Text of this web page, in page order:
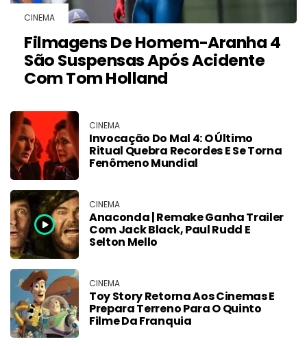
CINEMA
Filmagens De Homem-Aranha 4
São Suspensas Após Acidente
Com Tom Holland
CINEMA
Invocação Do Mal 4: O Último
Ritual Quebra Recordes E Se Torna
Fenômeno Mundial
CINEMA
Anaconda | Remake Ganha Trailer
Com Jack Black, Paul Rudd E
Selton Mello
CINEMA
Toy Story Retorna Aos Cinemas E
Prepara Terreno Para O Quinto
Filme Da Franquia